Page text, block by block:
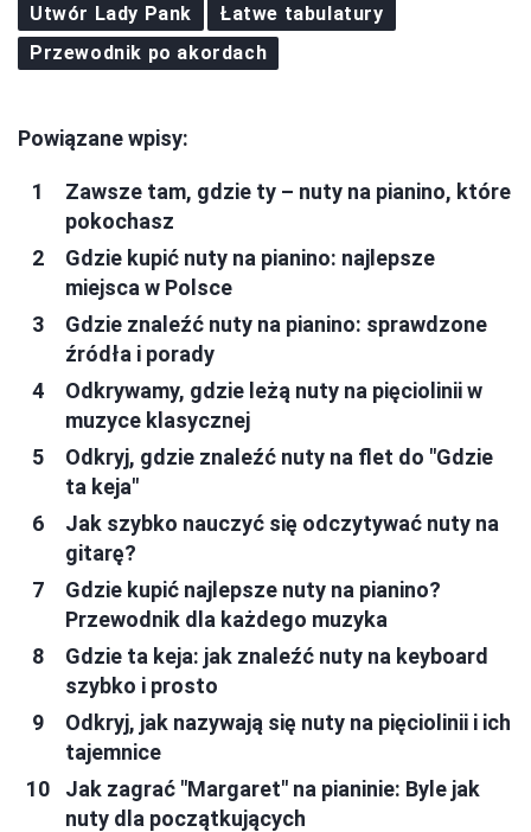
Utwór Lady Pank
Łatwe tabulatury
Przewodnik po akordach
Powiązane wpisy:
Zawsze tam, gdzie ty – nuty na pianino, które
pokochasz
Gdzie kupić nuty na pianino: najlepsze
miejsca w Polsce
Gdzie znaleźć nuty na pianino: sprawdzone
źródła i porady
Odkrywamy, gdzie leżą nuty na pięciolinii w
muzyce klasycznej
Odkryj, gdzie znaleźć nuty na flet do "Gdzie
ta keja"
Jak szybko nauczyć się odczytywać nuty na
gitarę?
Gdzie kupić najlepsze nuty na pianino?
Przewodnik dla każdego muzyka
Gdzie ta keja: jak znaleźć nuty na keyboard
szybko i prosto
Odkryj, jak nazywają się nuty na pięciolinii i ich
tajemnice
Jak zagrać "Margaret" na pianinie: Byle jak
nuty dla początkujących